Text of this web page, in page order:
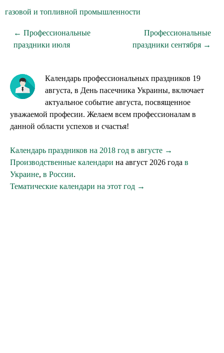
газовой и топливной промышленности
← Профессиональные
праздники июля
Профессиональные
праздники сентября →
Календарь профессиональных праздников 19
августа, в День пасечника Украины, включает
актуальное событие августа, посвященное
уважаемой професии. Желаем всем профессионалам в
данной области успехов и счастья!
Календарь праздников на 2018 год в августе →
Производственные календари на август 2026 года в
Украине, в России.
Тематические календари на этот год →